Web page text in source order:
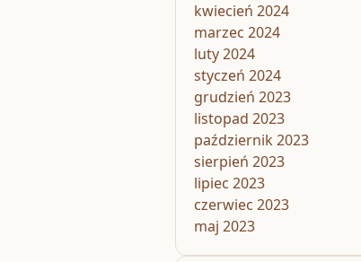
kwiecień 2024
marzec 2024
luty 2024
styczeń 2024
grudzień 2023
listopad 2023
październik 2023
sierpień 2023
lipiec 2023
czerwiec 2023
maj 2023